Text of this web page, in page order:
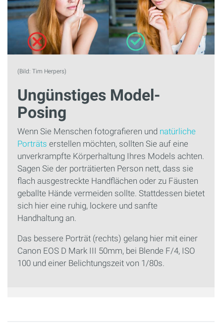
(Bild: Tim Herpers)
Ungünstiges Model-
Posing
Wenn Sie Menschen fotografieren und natürliche
Porträts erstellen möchten, sollten Sie auf eine
unverkrampfte Körperhaltung Ihres Models achten.
Sagen Sie der porträtierten Person nett, dass sie
flach ausgestreckte Handflächen oder zu Fäusten
geballte Hände vermeiden sollte. Stattdessen bietet
sich hier eine ruhig, lockere und sanfte
Handhaltung an.
Das bessere Porträt (rechts) gelang hier mit einer
Canon EOS D Mark III 50mm, bei Blende F/4, ISO
100 und einer Belichtungszeit von 1/80s.